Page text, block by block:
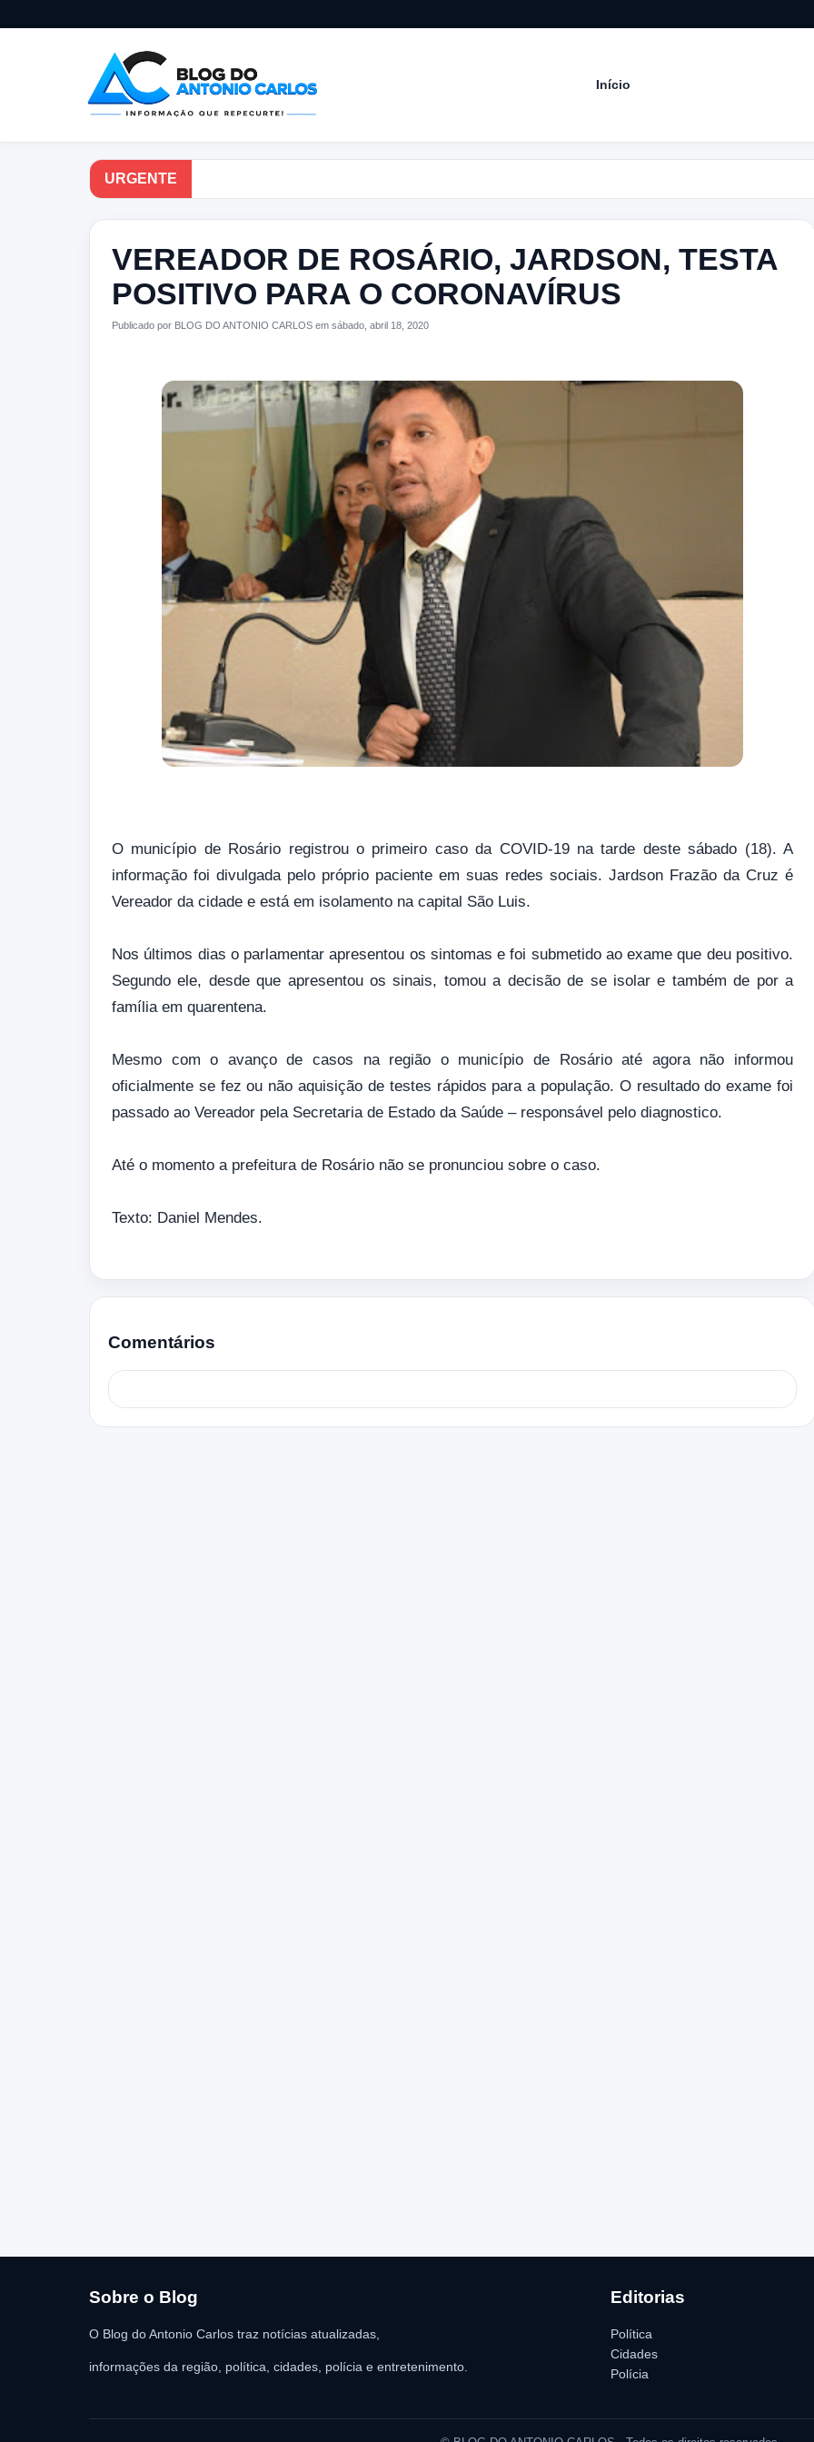
Início
URGENTE
VEREADOR DE ROSÁRIO, JARDSON, TESTA
POSITIVO PARA O CORONAVÍRUS
Publicado por BLOG DO ANTONIO CARLOS em sábado, abril 18, 2020
O município de Rosário registrou o primeiro caso da COVID-19 na tarde deste sábado (18). A
informação foi divulgada pelo próprio paciente em suas redes sociais. Jardson Frazão da Cruz é
Vereador da cidade e está em isolamento na capital São Luis.
Nos últimos dias o parlamentar apresentou os sintomas e foi submetido ao exame que deu positivo.
Segundo ele, desde que apresentou os sinais, tomou a decisão de se isolar e também de por a
família em quarentena.
Mesmo com o avanço de casos na região o município de Rosário até agora não informou
oficialmente se fez ou não aquisição de testes rápidos para a população. O resultado do exame foi
passado ao Vereador pela Secretaria de Estado da Saúde – responsável pelo diagnostico.
Até o momento a prefeitura de Rosário não se pronunciou sobre o caso.
Texto: Daniel Mendes.
Comentários
Sobre o Blog
O Blog do Antonio Carlos traz notícias atualizadas,
informações da região, política, cidades, polícia e entretenimento.
Editorias
Política
Cidades
Polícia